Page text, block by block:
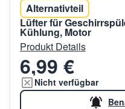
Alternativteil
Lüfter für
Kühlung, Motor
Produkt Details
6,99 €
Nicht verfügbar